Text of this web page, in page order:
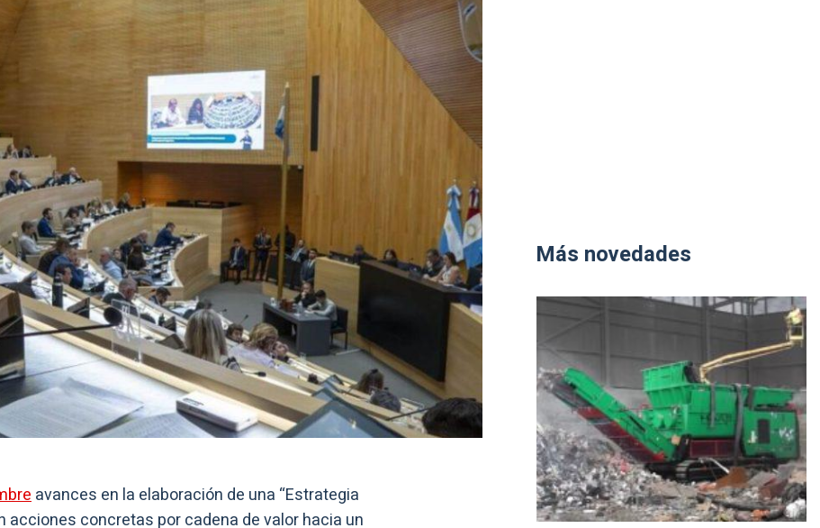
avances en la elaboración de una “Estrategia
acciones concretas por cadena de valor hacia un
Más novedades